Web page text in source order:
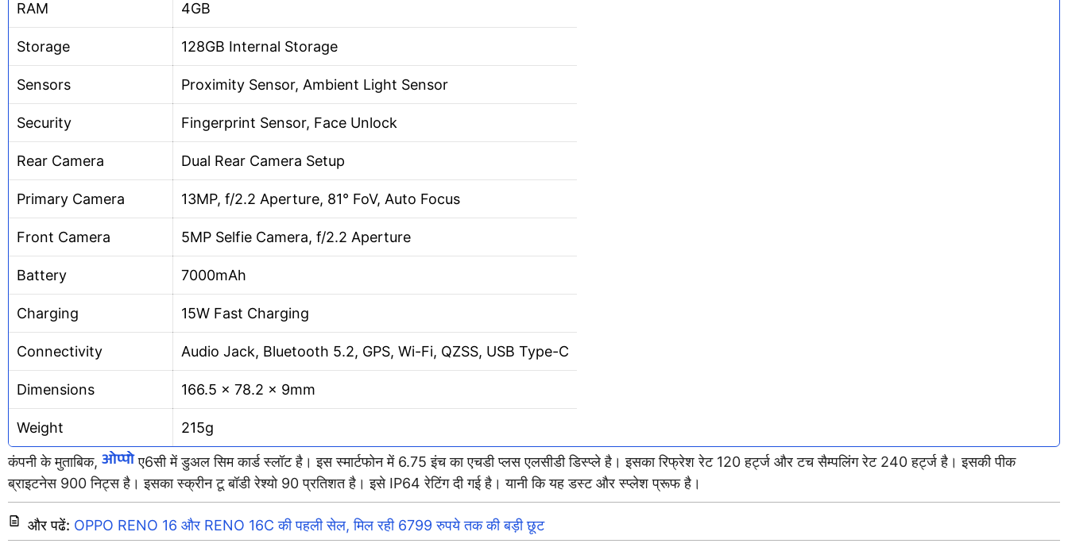
RAM 4GB
Storage 128GB Internal Storage
Sensors Proximity Sensor, Ambient Light Sensor
Security Fingerprint Sensor, Face Unlock
Rear Camera Dual Rear Camera Setup
Primary Camera 13MP, f/2.2 Aperture, 81° FoV, Auto Focus
Front Camera 5MP Selfie Camera, f/2.2 Aperture
Battery 7000mAh
Charging 15W Fast Charging
Connectivity Audio Jack, Bluetooth 5.2, GPS, Wi-Fi, QZSS, USB Type-C
Dimensions 166.5 × 78.2 × 9mm
Weight 215g
कंपनी के मुताबिक, ओप्पोए6सी में डुअल सिम कार्ड स्लॉट है। इस स्मार्टफोन में 6.75 इंच का एचडी प्लस एलसीडी डिस्प्ले है। इसका रिफ्रेश रेट 120 हर्ट्ज और टच सैम्पलिंग रेट 240 हर्ट्ज है। इसकी पीक
ब्राइटनेस 900 निट्स है। इसका स्क्रीन टू बॉडी रेश्यो 90 प्रतिशत है। इसे IP64 रेटिंग दी गई है। यानी कि यह डस्ट और स्प्लेश प्रूफ है।
और पढें: OPPO RENO 16 और RENO 16C की पहली सेल, मिल रही 6799 रुपये तक की बड़ी छूट